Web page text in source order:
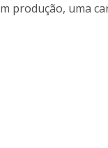
produção, uma